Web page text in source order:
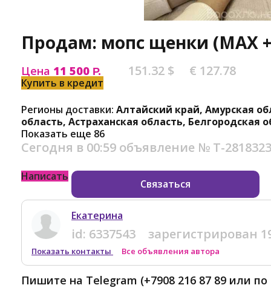
Продам: мопс щенки (MAX
Цена 11 500 Р. 151.32 $ € 127.78
Купить в кредит
Регионы доставки: Алтайский край, Амурская
область, Астраханская область, Белгородская
Показать еще 86
Сегодня в 00:59 объявление № Т-
Написать
Связаться
Екатерина
id: 6337543 зарегистрирован
Показать контакты Все объявления автора
Пишите на Telegram (+7908 216 87 89 или